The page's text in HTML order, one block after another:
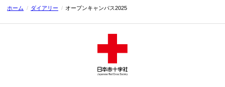
ホーム / ダイアリー / オープンキャンパス2025